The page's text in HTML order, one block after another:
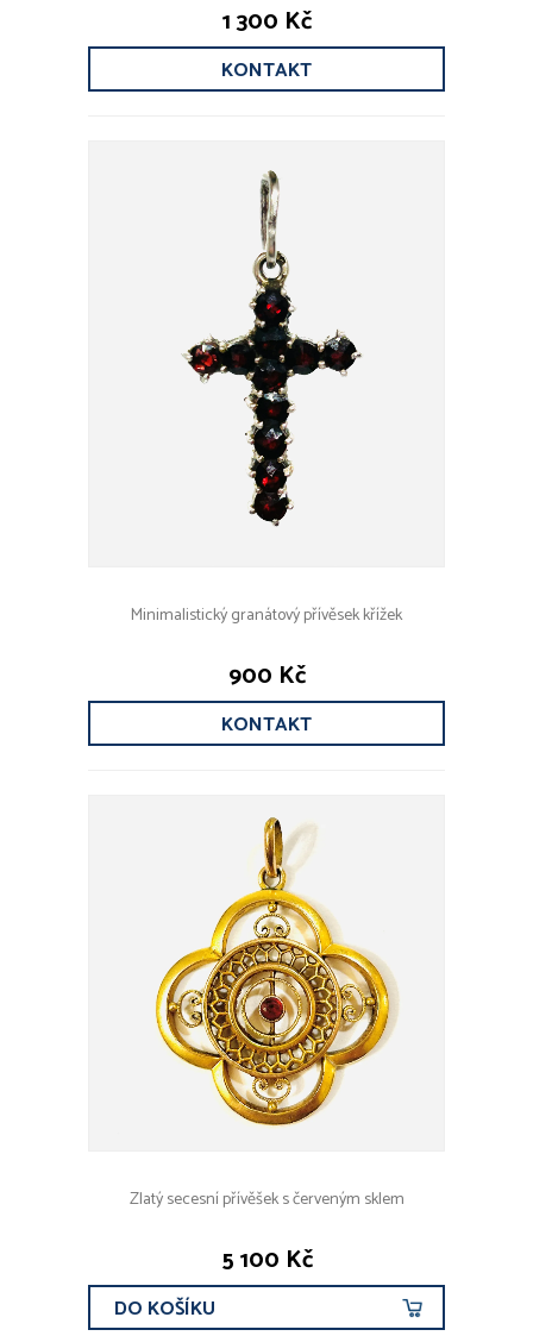
1 300 Kč
KONTAKT
Minimalistický granátový přívěsek křížek
900 Kč
KONTAKT
Zlatý secesní přívěšek s červeným sklem
5 100 Kč
DO KOŠÍKU